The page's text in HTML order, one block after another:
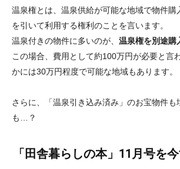
温泉権とは、温泉供給が可能な地域で物件購
を引いて利用する権利のことを言います。
温泉付きの物件に多いのが、 温泉権を別途購
この場合、費用として約100万円が必要と言
かには30万円程度で可能な地域もあります。
さらに、「温泉引き込み済み」のお宝物件も
も…？
「田舎暮らしの本」11月号を